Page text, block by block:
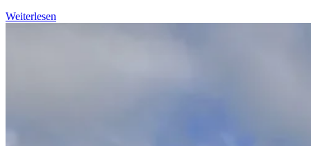
Weiterlesen